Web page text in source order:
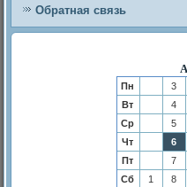
Обратная связь
Пн 3
Вт
4
Ср
5
Чт
6
Пт
7
Сб
1 8